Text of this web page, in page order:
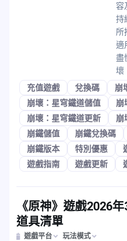
容
持
所
適
盡
壞
充值遊戲
兌換碼
崩
崩壞：星穹鐵道儲值
崩
崩壞：星穹鐵道更新
崩
崩鐵儲值
崩鐵兌換碼
崩鐵版本
特別優惠
遊戲指南
遊戲更新
《原神》遊戲2026
道具清單
遊戲平台
玩法模式